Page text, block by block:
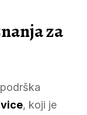
za
, koji je